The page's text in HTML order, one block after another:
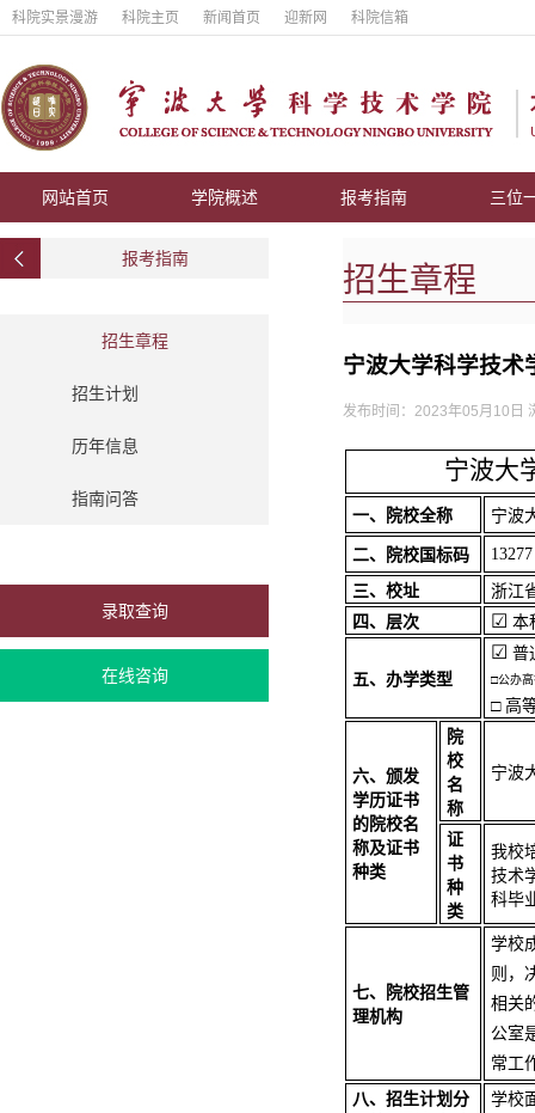
科院实景漫游 科院主页 新闻首页 迎新网 科院信箱
网站首页 学院概述 报考指南 三位
报考指南
招生章程
招生计划
历年信息
指南问答
录取查询
在线咨询
招生章程
宁波大学科学技术
发布时间：2023年05月10日
宁波大
一、院校全称 宁波
二、院校国标码 13277
三、校址
浙江
四、层次
☑ 本
五、办学类型
☑ 普
□公办
□ 高
六、颁发
学历证书
的院校名
称及证书
种类
院
校
名
称
宁波
证
书
种
类
我校
技术
科毕
七、院校招生管
理机构
学校
则，
相关
公室
常工
八、招生计划分
学校